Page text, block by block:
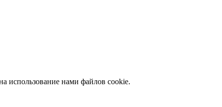
использование нами файлов cookie.